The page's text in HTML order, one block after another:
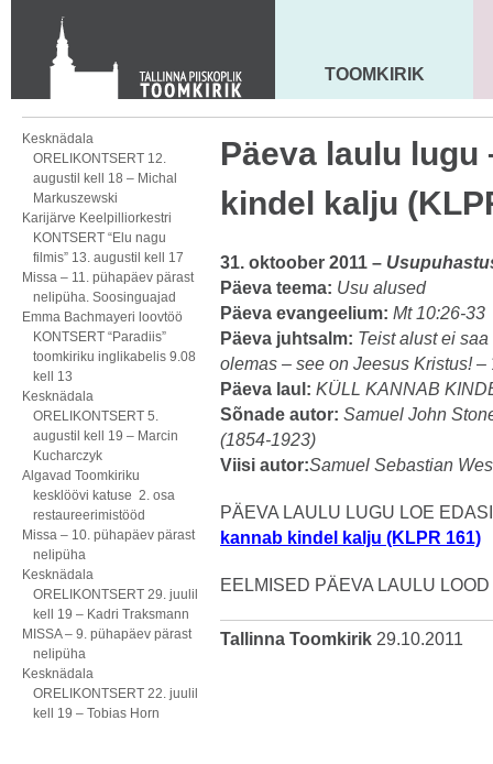
Toom-Kooli 6, 10130 TALLINN
tallinna.toom
+372 644 4140
MAARJA KIRIK
TOOMKIRIK
Kesknädala
ORELIKONTSERT 12.
augustil kell 18 – Michal
Markuszewski
Karijärve Keelpilliorkestri
KONTSERT “Elu nagu
filmis” 13. augustil kell 17
Missa – 11. pühapäev pärast
nelipüha. Soosinguajad
Emma Bachmayeri loovtöö
KONTSERT “Paradiis”
toomkiriku inglikabelis 9.08
kell 13
Kesknädala
ORELIKONTSERT 5.
augustil kell 19 – Marcin
Kucharczyk
Algavad Toomkiriku
kesklöövi katuse 2. osa
restaureerimistööd
Missa – 10. pühapäev pärast
nelipüha
Kesknädala
ORELIKONTSERT 29. juulil
kell 19 – Kadri Traksmann
MISSA – 9. pühapäev pärast
nelipüha
Kesknädala
ORELIKONTSERT 22. juulil
kell 19 – Tobias Horn
Päeva laulu lugu
kindel kalju
31. oktoober 2011 –
Päeva teema: Usu alused
Päeva evangeelium: Mt 10:26-33
Päeva juhtsalm: Teist alust ei
olemas – see on Jeesus Kristus!–
Päeva laul: KÜLL KANNAB
Sõnade autor: Samuel John
(1854-1923)
Viisi autor:Samuel Sebastian
PÄEVA LAULU LUGU LOE
kannab kindel kalju (KLPR 161)
EELMISED PÄEVA LAULU
Tallinna Toomkirik 29.10.2011